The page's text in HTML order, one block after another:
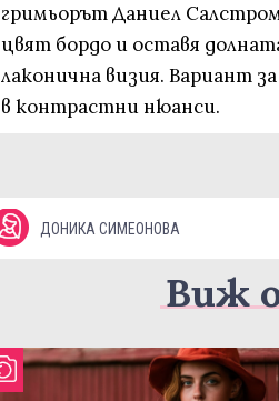
гримьорът Даниел
цвят бордо и оставя
лаконична визия. Вариант
в контрастни нюанси.
ДОНИКА СИМЕОНОВА
Виж